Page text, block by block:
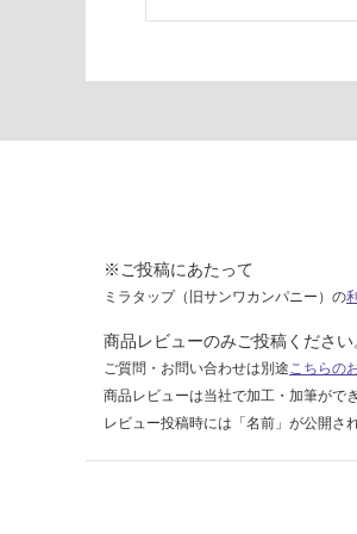
※ご投稿にあたって
ミラタップ（旧サンワカンパニー）の
商品レビューのみご投稿ください
ご質問・お問い合わせは別途 こちらの
商品レビューは当社で加工・加筆がで
レビュー投稿時には「名前」が公開さ